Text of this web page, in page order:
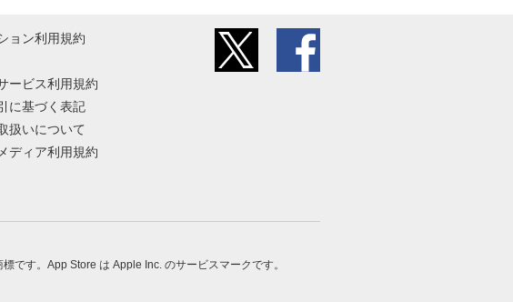
ョン利用規約
ービス利用規約
に基づく表記
扱いについて
ディア利用規約
です。App Store は Apple Inc. のサービスマークです。